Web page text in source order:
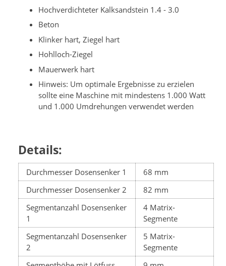
Hochverdichteter Kalksandstein 1.4 - 3.0
Beton
Klinker hart, Ziegel hart
Hohlloch-Ziegel
Mauerwerk hart
Hinweis: Um optimale Ergebnisse zu erzielen
sollte eine Maschine mit mindestens 1.000 Watt
und 1.000 Umdrehungen verwendet werden
Details:
Durchmesser Dosensenker 1
68 mm
Durchmesser Dosensenker 2
82 mm
Segmentanzahl Dosensenker
1
4 Matrix-
Segmente
Segmentanzahl Dosensenker
2
5 Matrix-
Segmente